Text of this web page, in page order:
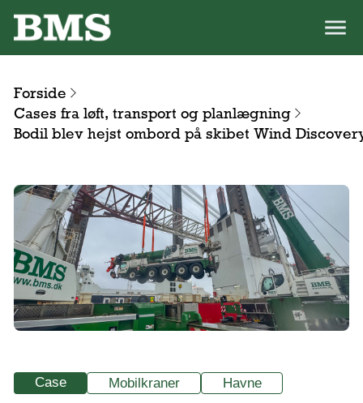
Forside
Cases fra løft, transport og planlægning
Bodil blev hejst ombord på skibet Wind
Case Mobilkraner Havne